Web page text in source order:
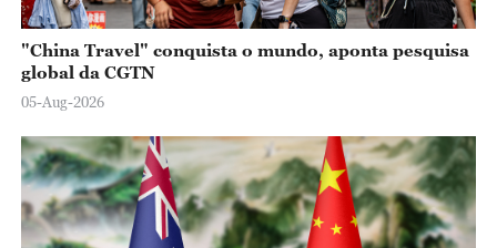
"China Travel" conquista o mundo, aponta pesquisa
global da CGTN
05-Aug-2026